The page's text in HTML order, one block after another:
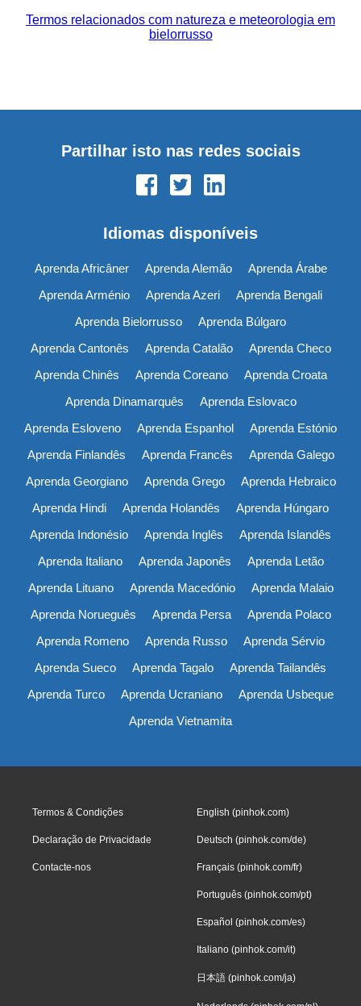
Termos relacionados com natureza e meteorologia em
bielorrusso
Partilhar isto nas redes sociais
Idiomas disponíveis
Aprenda Africâner Aprenda Alemão
Aprenda Árabe
Aprenda Arménio
Aprenda Azeri
Aprenda Bengali
Aprenda Bielorrusso
Aprenda Búlgaro
Aprenda Cantonês
Aprenda Catalão
Aprenda Checo
Aprenda Chinês
Aprenda Coreano
Aprenda Croata
Aprenda Dinamarquês
Aprenda Eslovaco
Aprenda Esloveno
Aprenda Espanhol
Aprenda Estónio
Aprenda Finlandês
Aprenda Francês
Aprenda Galego
Aprenda Georgiano
Aprenda Grego
Aprenda Hebraico
Aprenda Hindi
Aprenda Holandês
Aprenda Húngaro
Aprenda Indonésio
Aprenda Inglês
Aprenda Islandês
Aprenda Italiano
Aprenda Japonês
Aprenda Letão
Aprenda Lituano
Aprenda Macedónio
Aprenda Malaio
Aprenda Norueguês
Aprenda Persa
Aprenda Polaco
Aprenda Romeno
Aprenda Russo
Aprenda Sérvio
Aprenda Sueco
Aprenda Tagalo
Aprenda Tailandês
Aprenda Turco
Aprenda Ucraniano
Aprenda Usbeque
Aprenda Vietnamita
Termos & Condições
Declaração de Privacidade
Contacte-nos
English (pinhok.com)
Deutsch (pinhok.com/de)
Français (pinhok.com/fr)
Português (pinhok.com/pt)
Español (pinhok.com/es)
Italiano (pinhok.com/it)
日本語 (pinhok.com/ja)